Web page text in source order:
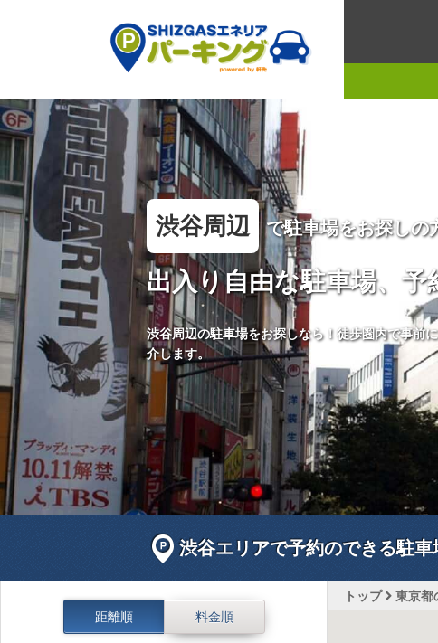
渋谷周辺 で駐車場をお探しの
出入り自由な駐車場、予
渋谷周辺の駐車場をお探しなら！徒歩圏内で事前
介します。
渋谷エリアで予約のできる駐
トップ 東京都
距離順
料金順